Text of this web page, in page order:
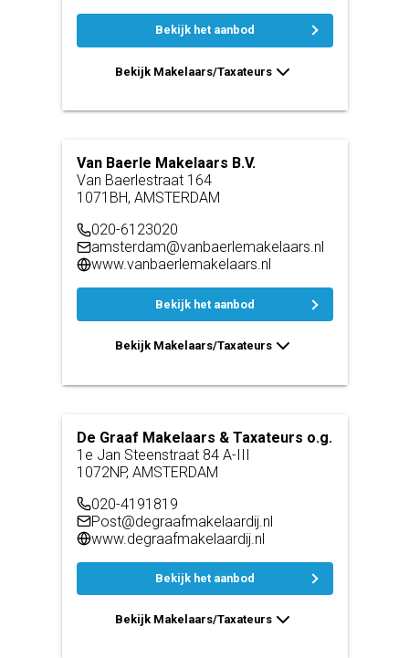
Bekijk het aanbod
Bekijk Makelaars/Taxateurs
Van Baerle Makelaars B.V.
Van Baerlestraat 164
1071BH, AMSTERDAM
020-6123020
amsterdam@vanbaerlemakelaars.nl
www.vanbaerlemakelaars.nl
Bekijk het aanbod
Bekijk Makelaars/Taxateurs
De Graaf Makelaars & Taxateurs o.g.
1e Jan Steenstraat 84 A-III
1072NP, AMSTERDAM
020-4191819
Post@degraafmakelaardij.nl
www.degraafmakelaardij.nl
Bekijk het aanbod
Bekijk Makelaars/Taxateurs